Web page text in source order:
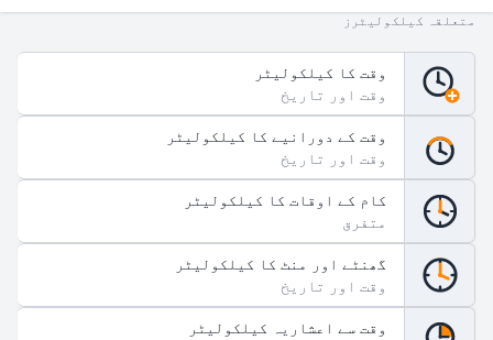
متعلقہ کیلکولیٹرز
وقت کا کیلکولیٹر
وقت اور تاریخ
وقت کے دورانیے کا کیلکولیٹر
وقت اور تاریخ
کام کے اوقات کا کیلکولیٹر
متفرق
گھنٹے اور منٹ کا کیلکولیٹر
وقت اور تاریخ
وقت سے اعشاریہ کیلکولیٹر